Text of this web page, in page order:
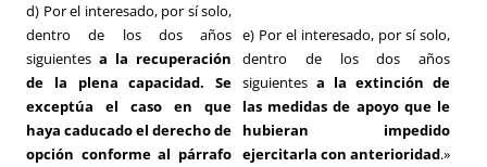
d) Por el interesado, por sí solo,
dentro de los dos años
siguientes a la recuperación
de la plena capacidad. Se
exceptúa el caso en que
haya caducado el derecho de
opción conforme al párrafo
e) Por el interesado, por sí solo,
dentro de los dos años
siguientes a la extinción de
las medidas de apoyo que le
hubieran impedido
ejercitarla con anterioridad.»